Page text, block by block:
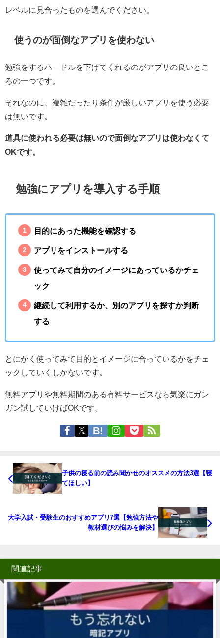
レベルに見合ったものを選んでください。
使うのが面倒なアプリを使わない
勉強をするハードルを下げてくれるのがアプリの良いとこ
ろの一つです。
それなのに、複雑だったり条件が厳しいアプリを使う必要
は無いです。
道具に使われる必要は無いので面倒なアプリは使わなくて
OKです。
勉強にアプリを導入する手順
目的にあった機能を確認する
アプリをインストールする
使ってみて自分のイメージにあっているかチェ
ック
継続して利用するか、別のアプリを探すか判断
する
とにかく使ってみて目的とイメージに合っているかをチェ
ックしていくしかないです。
無料アプリや無料期間のある有料サービスなら気楽にガン
ガン試していけばOKです。
子供の寝る前の読み聞かせのオススメの方法3選【寝
てほしい】
大学入試・受験生のおすすめアプリ7選【勉強方法や
教材選びの悩みを解決】
関連記事